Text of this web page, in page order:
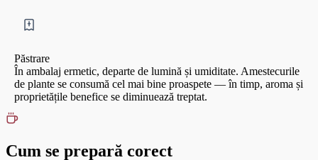
Păstrare
În ambalaj ermetic, departe de lumină și umiditate. Amestecurile
de plante se consumă cel mai bine proaspete — în timp, aroma și
proprietățile benefice se diminuează treptat.
Cum se prepară corect